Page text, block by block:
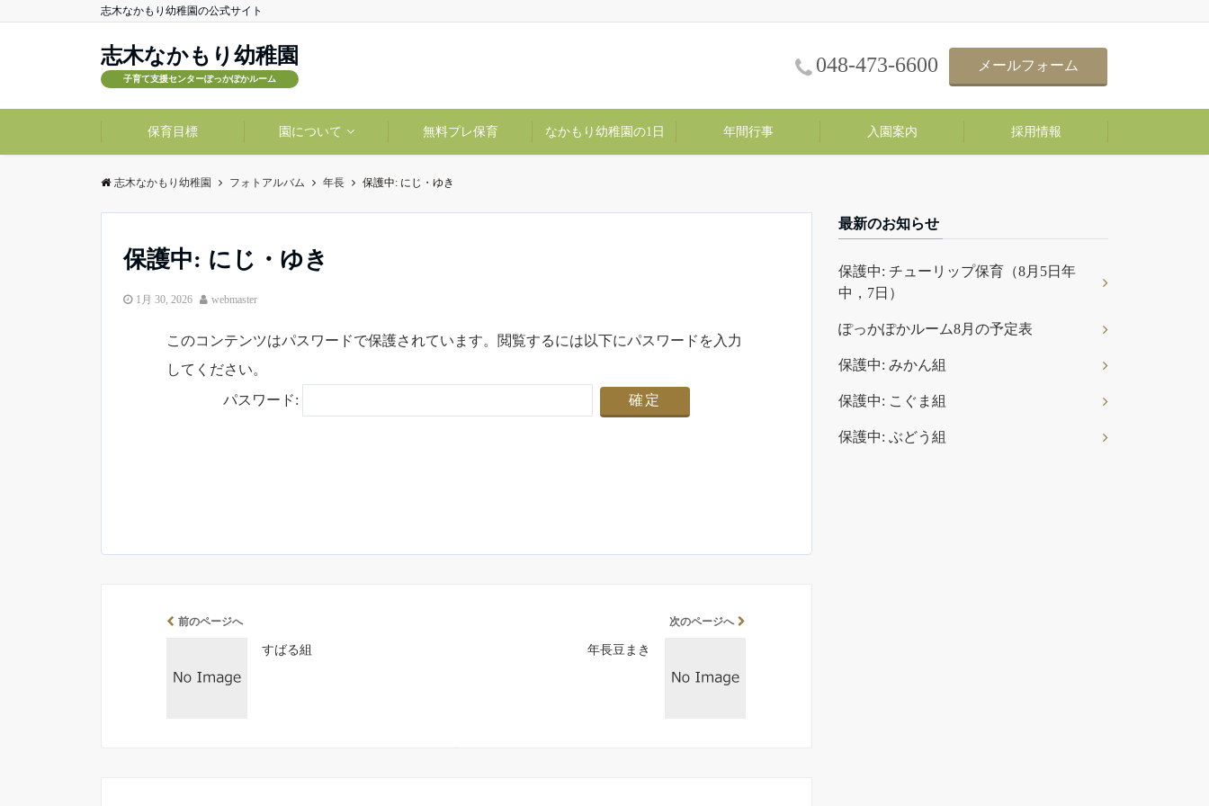
志木なかもり幼稚園の公式サイト
志木なかもり幼稚園
子育て支援センターぽっかぽかルーム
048-473-6600 メールフォーム
保育目標 園について 無料プレ保育 なかもり幼稚園の1日 年間行事 入園案内 採用情報
志木なかもり幼稚園 フォトアルバム 年長 保護中: にじ・ゆき
保護中: にじ・ゆき
1月 30, 2026 webmaster
このコンテンツはパスワードで保護されています。閲覧するには以下にパスワードを入力
してください。
パスワード:
前のページへ
すばる組
次のページへ
年長豆まき
最新のお知らせ
保護中: チューリップ保育（8月5日年
中，7日）
ぽっかぽかルーム8月の予定表
保護中: みかん組
保護中: こぐま組
保護中: ぶどう組